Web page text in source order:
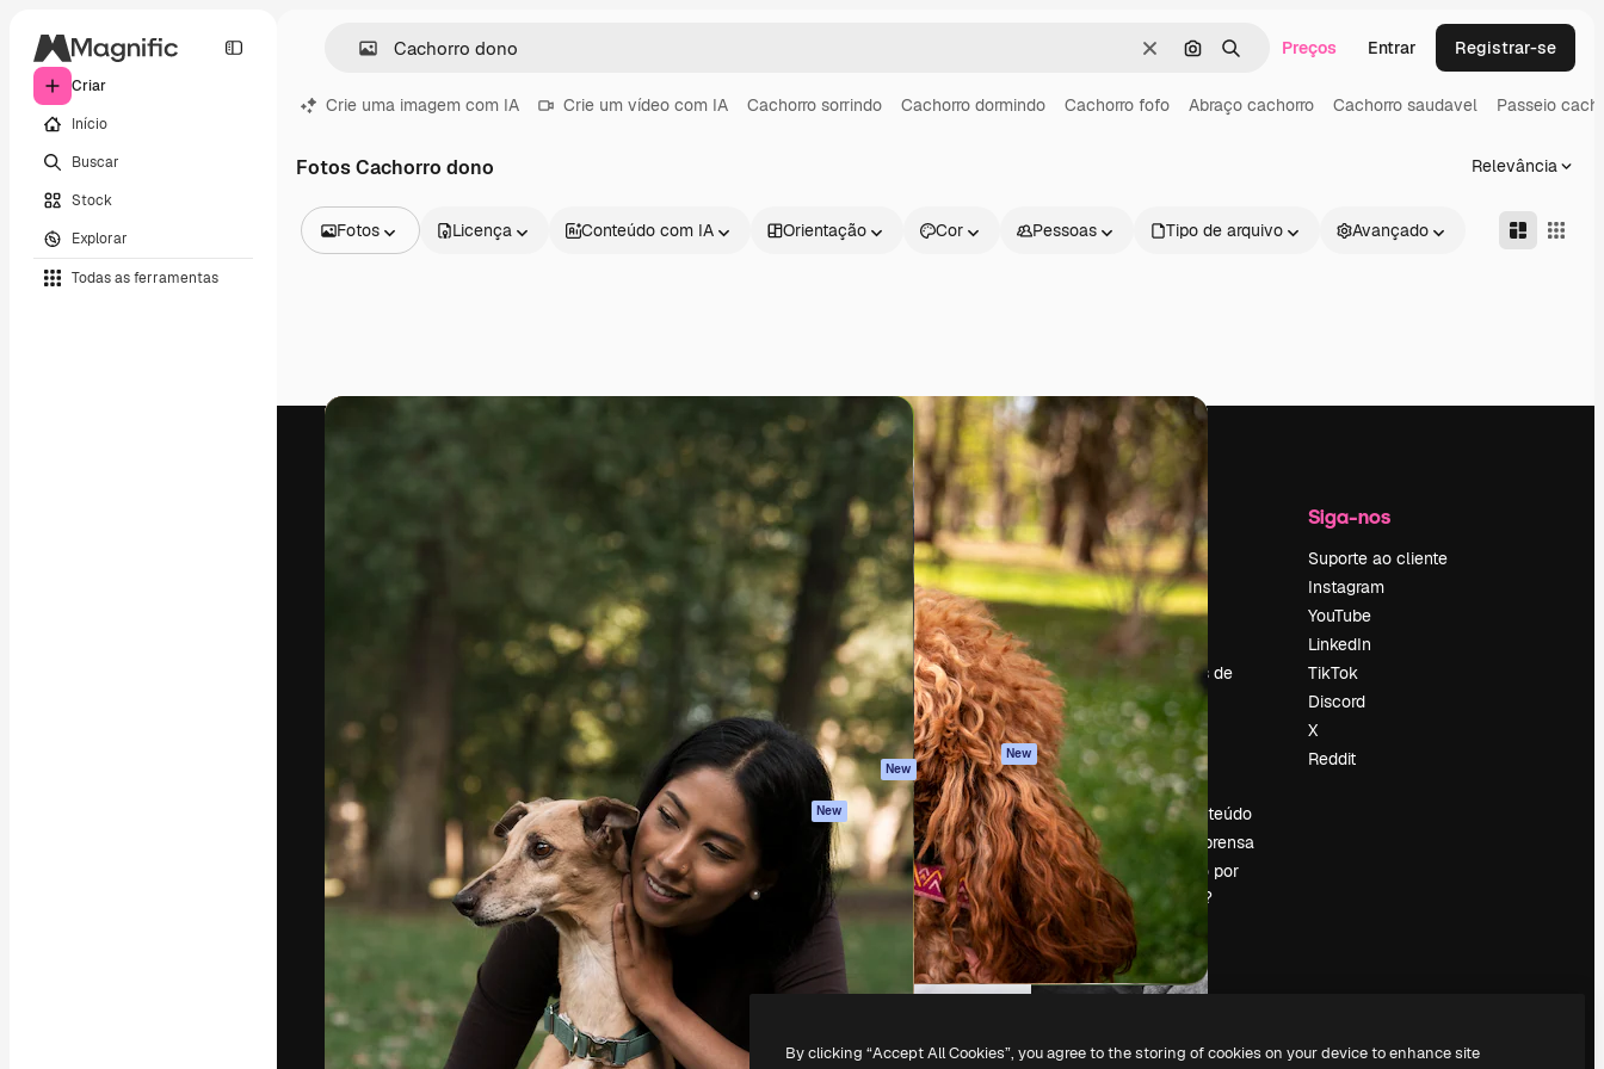
Criar
Início
Buscar
Stock
Explorar
Todas as ferramentas
LimparPesquisar por imagem
BuscarPreços Entrar Registrar-se
Crie uma imagem com IA Crie um vídeo com IA Cachorro sorrindo Cachorro dormindo Cachorro fofo Abraço cachorro Cachorro saudavel Passeio
Fotos Cachorro dono Relevância
Fotos
Vídeos
Licença Conteúdo com IA Orientação Cor Pessoas Tipo de arquivo Avançado
A plataforma criativa para você direcionar
seu melhor trabalho. Mais de 1 milhão de
assinantes entre criativos, empresas,
agências e estúdios.
Português
Produtos
Spaces
Assistente de IA
Gerador de
imagens
Gerador de vídeos
Texto para voz
Conteúdo de stock
MCP para
Claude/ChatGPT
New
New
App móvel
Todas as
ferramentas
Começar
Academy
Documentação
Atendimento
Termos e
condições
Política de
privacidade
Originais New
Política de cookies
Central de
confiabilidade
Afiliados
Empresas
Empresa
Preços
Sobre nós
Reviews
Emprego
Tendências de
pesquisa
Blog
Eventos
Slidesgo
Vender conteúdo
Sala de imprensa
Procurando por
magnific.ai?
Siga-nos
Suporte ao cliente
Instagram
YouTube
LinkedIn
TikTok
Discord
X
Reddit
Copyright © 2010- 2026Freepik Company S.L.U. Todos os direitos reservados.
By clicking “Accept All Cookies”, you agree to the storing of cookies on your device to enhance site